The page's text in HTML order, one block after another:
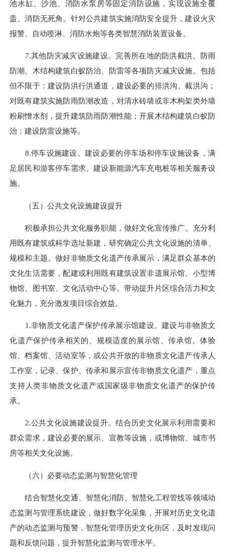
池水缸、沙池、消防水泵房等固定消防设施，实现设施全覆
盖、消防无死角。针对公共建筑实施消防安全提升，建设火灾
报警、自动喷淋、消防水炮等各类智慧消防装置设备。
7.其他防灾减灾设施建设。完善所在地的防洪截洪、防雨
防潮、木结构建筑白蚁防治、防雷等各项防灾减灾设施。包括
但不限于：建设防洪行洪通道，建设必要的排洪沟、截洪沟；
对既有建筑实施防雨防潮改造，对清水砖墙或非木构架类外墙
粉刷憎水剂，提升建筑防雨防潮性能；开展木结构建筑白蚁防
治；建设防雷设施等。
8.停车设施建设。建设必要的停车场和停车设施设备，满
足居民和游客停车需求。建设新能源汽车充电桩等相关服务设
施。
（五）公共文化设施建设提升
积极承担公共文化服务职能，做好文化宣传推广。充分利
用既有建筑或科学选址新建，研究确定公共文化设施的清单、
规模和主题。做好非物质文化遗产传承展示，满足群众基本的
文化生活需要，配建或利用既有建筑设置非遗展示馆、小型博
物馆、图书室、文化活动中心等。带动提升片区综合活力和文
化魅力，充分激发项目综合效益。
1.非物质文化遗产保护传承展示馆建设。建设与非物质文
化遗产保护传承相关的、规模适度的展示馆、传承馆、体验
馆、档案馆、活动室等，或公共开放的非物质文化遗产传承人
工作室，记录、保护、传承和展示宣传非物质文化遗产，重点
支持人类非物质文化遗产或国家级非物质文化遗产的保护传
承。
2.公共文化设施建设提升。结合历史文化展示利用需要和
群众需求，建设必要的展示、宣教等设施，或博物馆、城市书
房等相关文化设施。
（六）必要动态监测与智慧化管理
结合智慧化交通、智慧化消防、智慧化工程管线等领域动
态监测与管理系统建设，做好数字化采集，开展对历史文化遗
产的动态监测与预警，智慧化管理历史文化街区，及时发现问
题和反馈问题，提升智慧化监测与管理水平。